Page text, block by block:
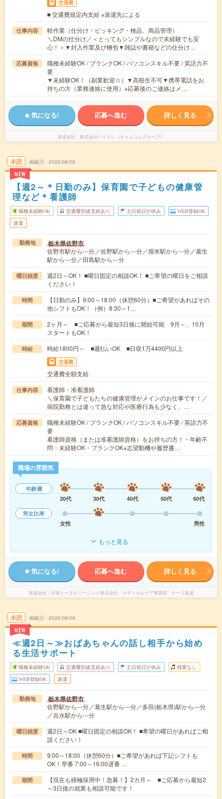
交通費
■ 交通費規定内支給 ※派遣先による
仕事内容
軽作業（仕分け・ピッキング・検品、商品管理）
＼DMの仕分け／＜とってもシンプルなので未経験でも安
心！＞▼封入作業及び梱包▼雑誌や書籍などの仕分け…
応募資格
職種未経験OK / ブランクOK / パソコンスキル不要 / 英語力不
要
▼未経験OK！（副業歓迎☆）▼高校生不可▼携帯電話をお
持ちの方（業務連絡に使用）※応募後のご連絡はメ…
気になる! 応募へ進む 詳しく見る
派遣会社 株式会社バイトレ（キャムコムグループ）
未読
NEW
掲載日 2026/08/08
【週2～＊日勤のみ】保育園で子どもの健康管
理など＊看護師
職種未経験OK 交通費別途支給あり 土日祝日が休み WEB登録OK
派遣
勤務地 栃木県佐野市
佐野市駅から---分／佐野駅から---分／堀米駅から---分／葛生
駅から---分／田島駅から---分
曜日頻度
週2日～OK！ ■曜日固定の相談OK！ ■ご希望の曜日をご相談
ください！
時間
【日勤のみ】9:00～18:00（休憩60分）■ご希望があればその
他シフトもOK！（例）8:30～1…
期間
2ヶ月～ ■ご応募から最短3日後に開始可能 9月～、10月
スタートもOK！
時給 時給1800円～ ■週払いOK ■日収1万4400円以上
交通費
交通費全額支給
仕事内容
看護師・准看護師
＼保育園で子どもたちの健康管理がメインのお仕事です！／
病院勤務とは違って急な対応や医療行為も少なく、…
応募資格
職種未経験OK / ブランクOK / パソコンスキル不要 / 英語力不
要
看護師資格（または准看護師資格）をお持ちの方！・年齢不
問・未経験OK・ブランクOK※志望動機や履歴書…
職場の雰囲気
年齢層
20代
30代 40代 50代
60代
男女比率
女性
男性
もっと見る
気になる! 応募へ進む 詳しく見る
派遣会社 日研トータルソーシング株式会社 メディカルケア事業部 ナース派遣
未読
NEW
掲載日 2026/08/08
≪週2日～≫おばあちゃんの話し相手から始め
る生活サポート
職種未経験OK 交通費別途支給あり 土日祝日が休み 残業なし
WEB登録OK 派遣
勤務地 栃木県佐野市
佐野駅から---分／葛生駅から---分／多田(栃木県)駅から---分
／吉水駅から---分
曜日頻度
週2日～OK ■曜日固定の相談OK！ ■希望の曜日があればご相
談ください！
時間
9:00～18:00（休憩60分）■ご希望があれば下記シフトも
OK！早番 7:00～16:00遅番 …
期間
【現在も積極採用中！急募！】2カ月～ ■ご応募から最短2
～3日後の就業も相談可能です！